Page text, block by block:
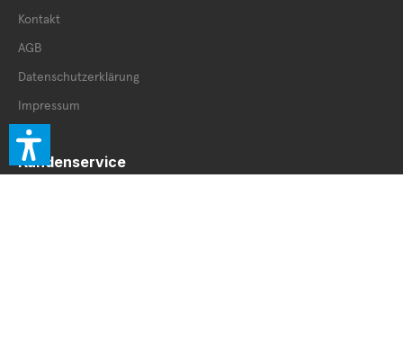
Kontakt
AGB
Datenschutzerklärung
Impressum
Kundenservice